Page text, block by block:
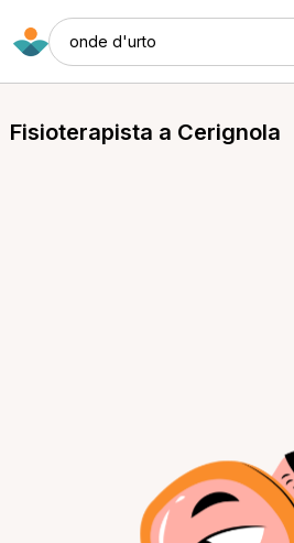
onde d'urto
Fisioterapista a Cerignola